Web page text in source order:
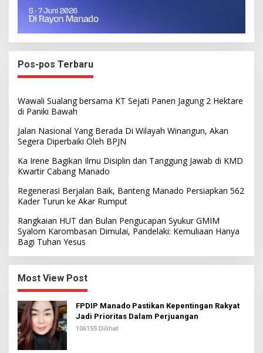
Pos-pos Terbaru
Wawali Sualang bersama KT Sejati Panen Jagung 2 Hektare
di Paniki Bawah
Jalan Nasional Yang Berada Di Wilayah Winangun, Akan
Segera Diperbaiki Oleh BPJN
Ka Irene Bagikan Ilmu Disiplin dan Tanggung Jawab di KMD
Kwartir Cabang Manado
Regenerasi Berjalan Baik, Banteng Manado Persiapkan 562
Kader Turun ke Akar Rumput
Rangkaian HUT dan Bulan Pengucapan Syukur GMIM
Syalom Karombasan Dimulai, Pandelaki: Kemuliaan Hanya
Bagi Tuhan Yesus
Most View Post
FPDIP Manado Pastikan Kepentingan Rakyat
Jadi Prioritas Dalam Perjuangan
106155 Dilihat